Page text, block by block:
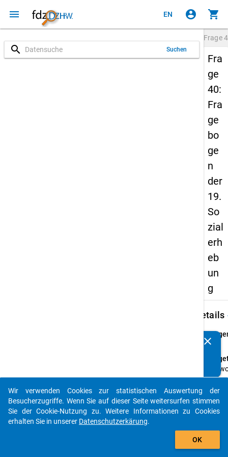
menu EN account_circle shopping_cart
search Suchen
Frage
Fra
ge
40:
Fra
ge
bo
ge
n
der
19.
So
zial
erh
eb
un
g
Details
40
Wo
2009
clear
auto_stories
add_shopping_cart
Wir verwenden Cookies zur statistischen Auswertung der
Besucherzugriffe. Wenn Sie auf dieser Seite weitersurfen stimmen
Sie der Cookie-Nutzung zu. Weitere Informationen zu Cookies
erhalten Sie in unserer Datenschutzerkärung.
OK